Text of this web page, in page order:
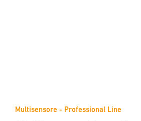
Multisensore - Professional Line